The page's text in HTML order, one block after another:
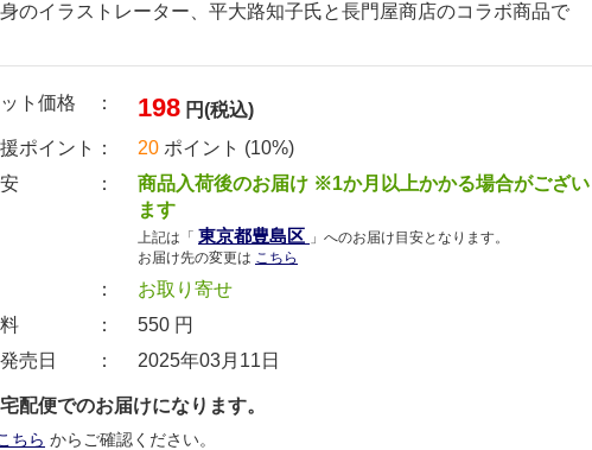
のイラストレーター、平大路知子氏と長門屋商店のコラボ商品で
ト価格 ： 198 円(税込)
ポイント：
20 ポイント (10%)
目安 ：
商品入荷後のお届け ※1か月以上かかる場合がござい
ます
上記は「 東京都豊島区 」へのお届け目安となります。
お届け先の変更は こちら
況 ：
お取り寄せ
送料 ：
550 円
発売日 ：
2025年03月11日
配便でのお届けになります。
ちら からご確認ください。